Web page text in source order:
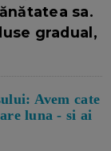
sa.
gradual,
Avem cate
luna - si ai